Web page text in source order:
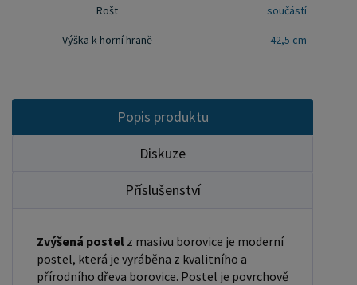
180x200 cm) se ještě vkládá tzv. pátá středová
noha, která středem postele podpírá v polovině
velikost otvoru pro matraci, resp. rozměr matrace.
Na postele poskytujeme dvouletou záruku.
Doporučujeme k tomuto produktu dokoupit:
polštáře, chrániče, toppery - nakupujte - ZDE
Rozměry postele: Rozměry postele jsou klíčové
pro pohodlí a funkčnost ložnice. Výška postele by
Rošt součástí
Výška k horní hraně 42,5 cm
Popis produktu
Diskuze
Příslušenství
Zvýšená postel z masivu borovice je moderní
postel, která je vyráběna z kvalitního a
přírodního dřeva borovice. Postel je povrchově